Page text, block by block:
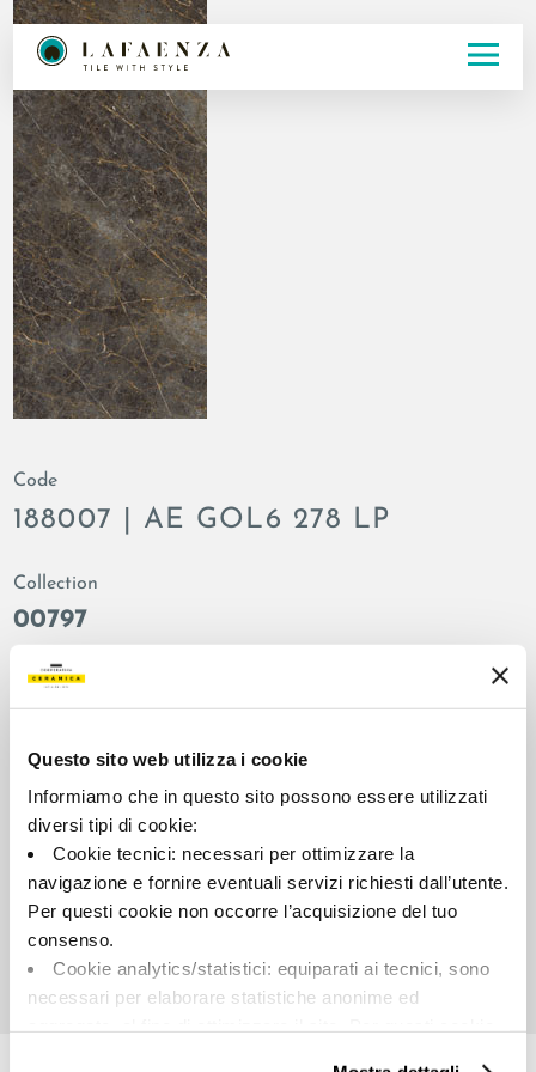
Questo sito web utilizza i cookie
Informiamo che in questo sito possono essere utilizzati
diversi tipi di cookie:
Cookie tecnici: necessari per ottimizzare la
navigazione e fornire eventuali servizi richiesti dall’utente.
Per questi cookie non occorre l’acquisizione del tuo
consenso.
Cookie analytics/statistici: equiparati ai tecnici, sono
necessari per elaborare statistiche anonime ed
Code
188007 | AE GOL6 278 LP
Collection
00797
Couleur:
Marrone grigio
Fond
Format:
120.0x278.0
brillant
Stonalisation:
Unité de measure:
MQ
Share: